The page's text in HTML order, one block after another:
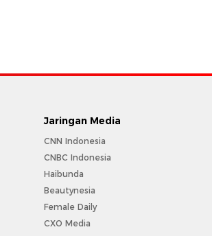
Jaringan Media
CNN Indonesia
CNBC Indonesia
Haibunda
Beautynesia
Female Daily
CXO Media